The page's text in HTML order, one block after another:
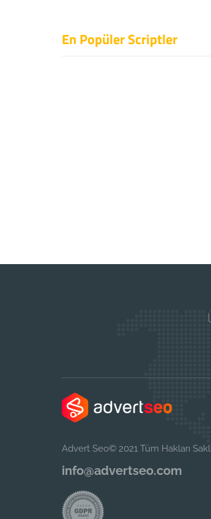
En Popüler Scriptler
Advert Seo© 2021 Tüm Hakları
info@advertseo.com